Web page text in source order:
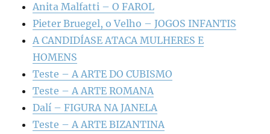
Anita Malfatti – O FAROL
Pieter Bruegel, o Velho – JOGOS INFANTIS
A CANDIDÍASE ATACA MULHERES E
HOMENS
Teste – A ARTE DO CUBISMO
Teste – A ARTE ROMANA
Dalí – FIGURA NA JANELA
Teste – A ARTE BIZANTINA